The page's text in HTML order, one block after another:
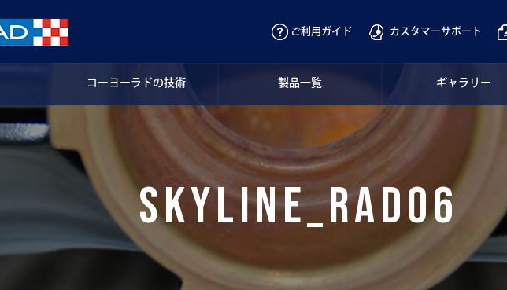
ご利用ガイド カスタマーサポート
コーヨーラドの技術 製品一覧 ギャラリー
skyline_rad06